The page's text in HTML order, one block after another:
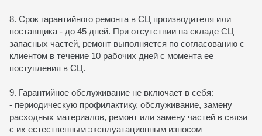
8. Срок гарантийного ремонта в СЦ производителя или
поставщика - до 45 дней. При отсутствии на складе СЦ
запасных частей, ремонт выполняется по согласованию с
клиентом в течение 10 рабочих дней с момента ее
поступления в СЦ.
9. Гарантийное обслуживание не включает в себя:
- периодическую профилактику, обслуживание, замену
расходных материалов, ремонт или замену частей в связи
с их естественным эксплуатационным износом